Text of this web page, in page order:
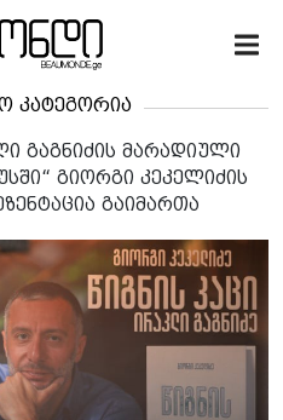
კატეგორია
გაგნიძის მარადიული
გიორგი კეკელიძის
გაიმართა